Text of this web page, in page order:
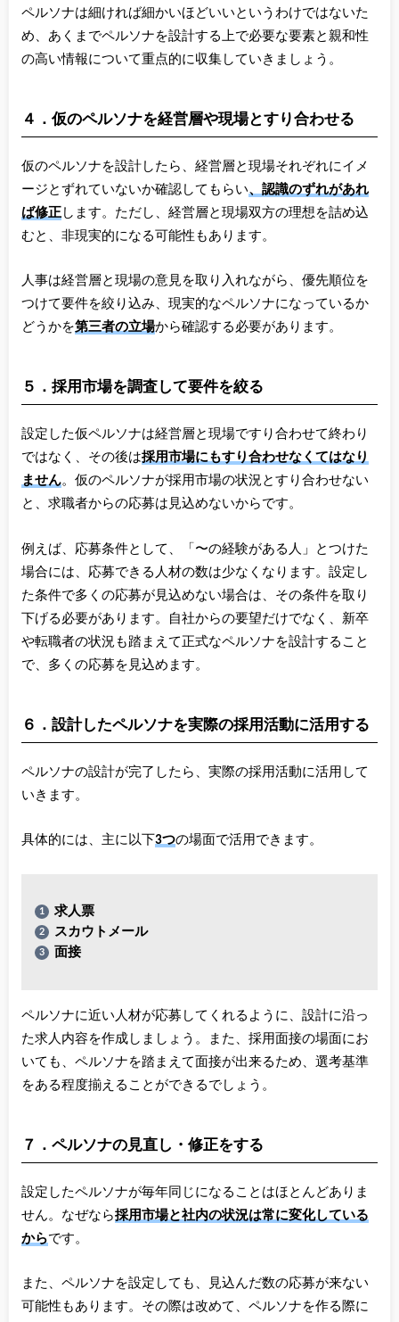
ペルソナは細ければ細かいほどいいというわけではないた
め、あくまでペルソナを設計する上で必要な要素と親和性
の高い情報について重点的に収集していきましょう。
４．仮のペルソナを経営層や現場とすり合わせる
仮のペルソナを設計したら、経営層と現場それぞれにイメ
ージとずれていないか確認してもらい、認識のずれがあれ
ば修正します。ただし、経営層と現場双方の理想を詰め込
むと、非現実的になる可能性もあります。
人事は経営層と現場の意見を取り入れながら、優先順位を
つけて要件を絞り込み、現実的なペルソナになっているか
どうかを第三者の立場から確認する必要があります。
５．採用市場を調査して要件を絞る
設定した仮ペルソナは経営層と現場ですり合わせて終わり
ではなく、その後は採用市場にもすり合わせなくてはなり
ません。仮のペルソナが採用市場の状況とすり合わせない
と、求職者からの応募は見込めないからです。
例えば、応募条件として、「〜の経験がある人」とつけた
場合には、応募できる人材の数は少なくなります。設定し
た条件で多くの応募が見込めない場合は、その条件を取り
下げる必要があります。自社からの要望だけでなく、新卒
や転職者の状況も踏まえて正式なペルソナを設計すること
で、多くの応募を見込めます。
６．設計したペルソナを実際の採用活動に活用する
ペルソナの設計が完了したら、実際の採用活動に活用して
いきます。
具体的には、主に以下3つの場面で活用できます。
求人票
スカウトメール
面接
ペルソナに近い人材が応募してくれるように、設計に沿っ
た求人内容を作成しましょう。また、採用面接の場面にお
いても、ペルソナを踏まえて面接が出来るため、選考基準
をある程度揃えることができるでしょう。
７．ペルソナの見直し・修正をする
設定したペルソナが毎年同じになることはほとんどありま
せん。なぜなら採用市場と社内の状況は常に変化している
からです。
また、ペルソナを設定しても、見込んだ数の応募が来ない
可能性もあります。その際は改めて、ペルソナを作る際に